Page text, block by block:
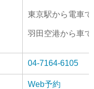
東京駅から電車
羽田空港から車
04-7164-6105
Web予約